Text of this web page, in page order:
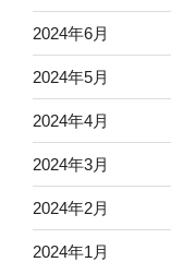
2024年6月
2024年5月
2024年4月
2024年3月
2024年2月
2024年1月